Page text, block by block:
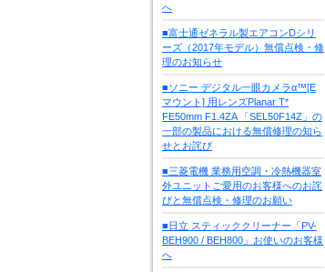
へ
■富士通ゼネラル製エアコンDシリ
ーズ（2017年モデル）無償点検・修
理のお知らせ
■ソニー デジタル一眼カメラα™[E
マウント] 用レンズPlanar T*
FE50mm F1.4ZA 「SEL50F14Z」の
一部の製品における無償修理の知ら
せとお詫び
■三菱電機 業務用空調・冷熱機器室
外ユニットご愛用のお客様へのお詫
びと無償点検・修理のお願い
■日立 スティッククリーナー「PV-
BEH900 / BEH800」お使いのお客様
へ